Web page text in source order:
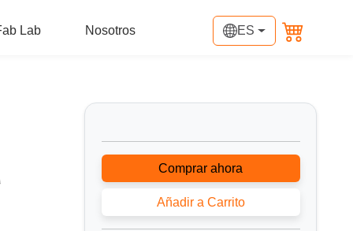
Lab Nosotros ES
Comprar ahora
Añadir a Carrito